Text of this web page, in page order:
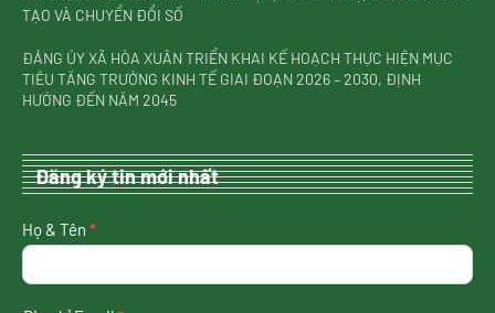
TẠO VÀ CHUYỂN ĐỔI SỐ
ĐẢNG ỦY XÃ HÒA XUÂN TRIỂN KHAI KẾ HOẠCH THỰC HIỆN MỤC
TIÊU TĂNG TRƯỞNG KINH TẾ GIAI ĐOẠN 2026 – 2030, ĐỊNH
HƯỚNG ĐẾN NĂM 2045
Đăng ký tin mới nhất
nhận
tin
nhất
Họ & Tên *